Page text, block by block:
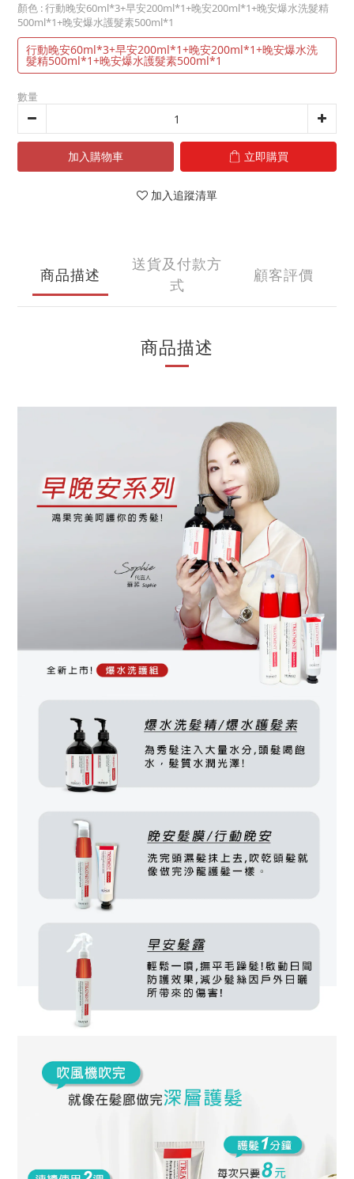
顏色 : 行動晚安60ml*3+早安200ml*1+晚安200ml*1+晚安爆水洗髮精
500ml*1+晚安爆水護髮素500ml*1
行動晚安60ml*3+早安200ml*1+晚安200ml*1+晚安爆水洗
髮精500ml*1+晚安爆水護髮素500ml*1
數量
加入購物車 立即購買
加入追蹤清單
商品描述
送貨及付款方
式
顧客評價
商品描述